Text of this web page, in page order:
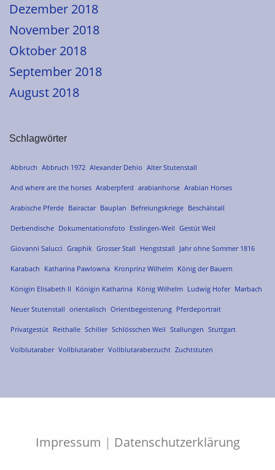
Dezember 2018
November 2018
Oktober 2018
September 2018
August 2018
Schlagwörter
Abbruch Abbruch 1972 Alexander Dehio Alter Stutenstall
And where are the horses Araberpferd arabianhorse Arabian Horses
Arabische Pferde Bairactar Bauplan Befreiungskriege Beschälstall
Derbendische Dokumentationsfoto Esslingen-Weil Gestüt Weil
Giovanni Salucci Graphik Grosser Stall Hengststall Jahr ohne Sommer 1816
Karabach Katharina Pawlowna Kronprinz Wilhelm König der Bauern
Königin Elisabeth II Königin Katharina König Wilhelm Ludwig Hofer Marbach
Neuer Stutenstall orientalisch Orientbegeisterung Pferdeportrait
Privatgestüt Reithalle Schiller Schlösschen Weil Stallungen Stuttgart
Volblutaraber Vollblutaraber Vollblutaraberzucht Zuchtstuten
Impressum | Datenschutzerklärung